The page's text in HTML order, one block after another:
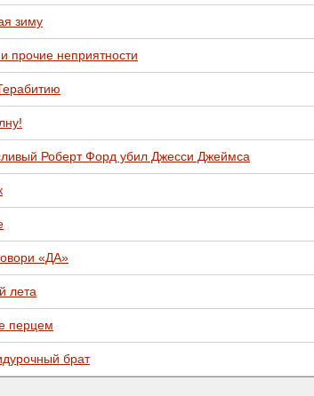
зиму
прочие неприятности
Роберт Форд убил Джесси Джеймса
«ДА»
лета
перцем
брат